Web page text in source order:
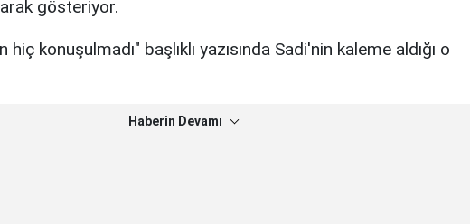
gösteriyor.
konuşulmadı" başlıklı yazısında Sadi'nin kaleme aldığı o
Haberin Devamı